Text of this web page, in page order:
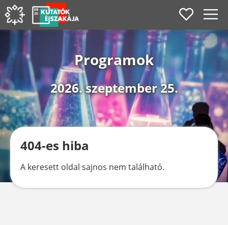
Programok
2026. szeptember 25.
404-es hiba
A keresett oldal sajnos nem található.